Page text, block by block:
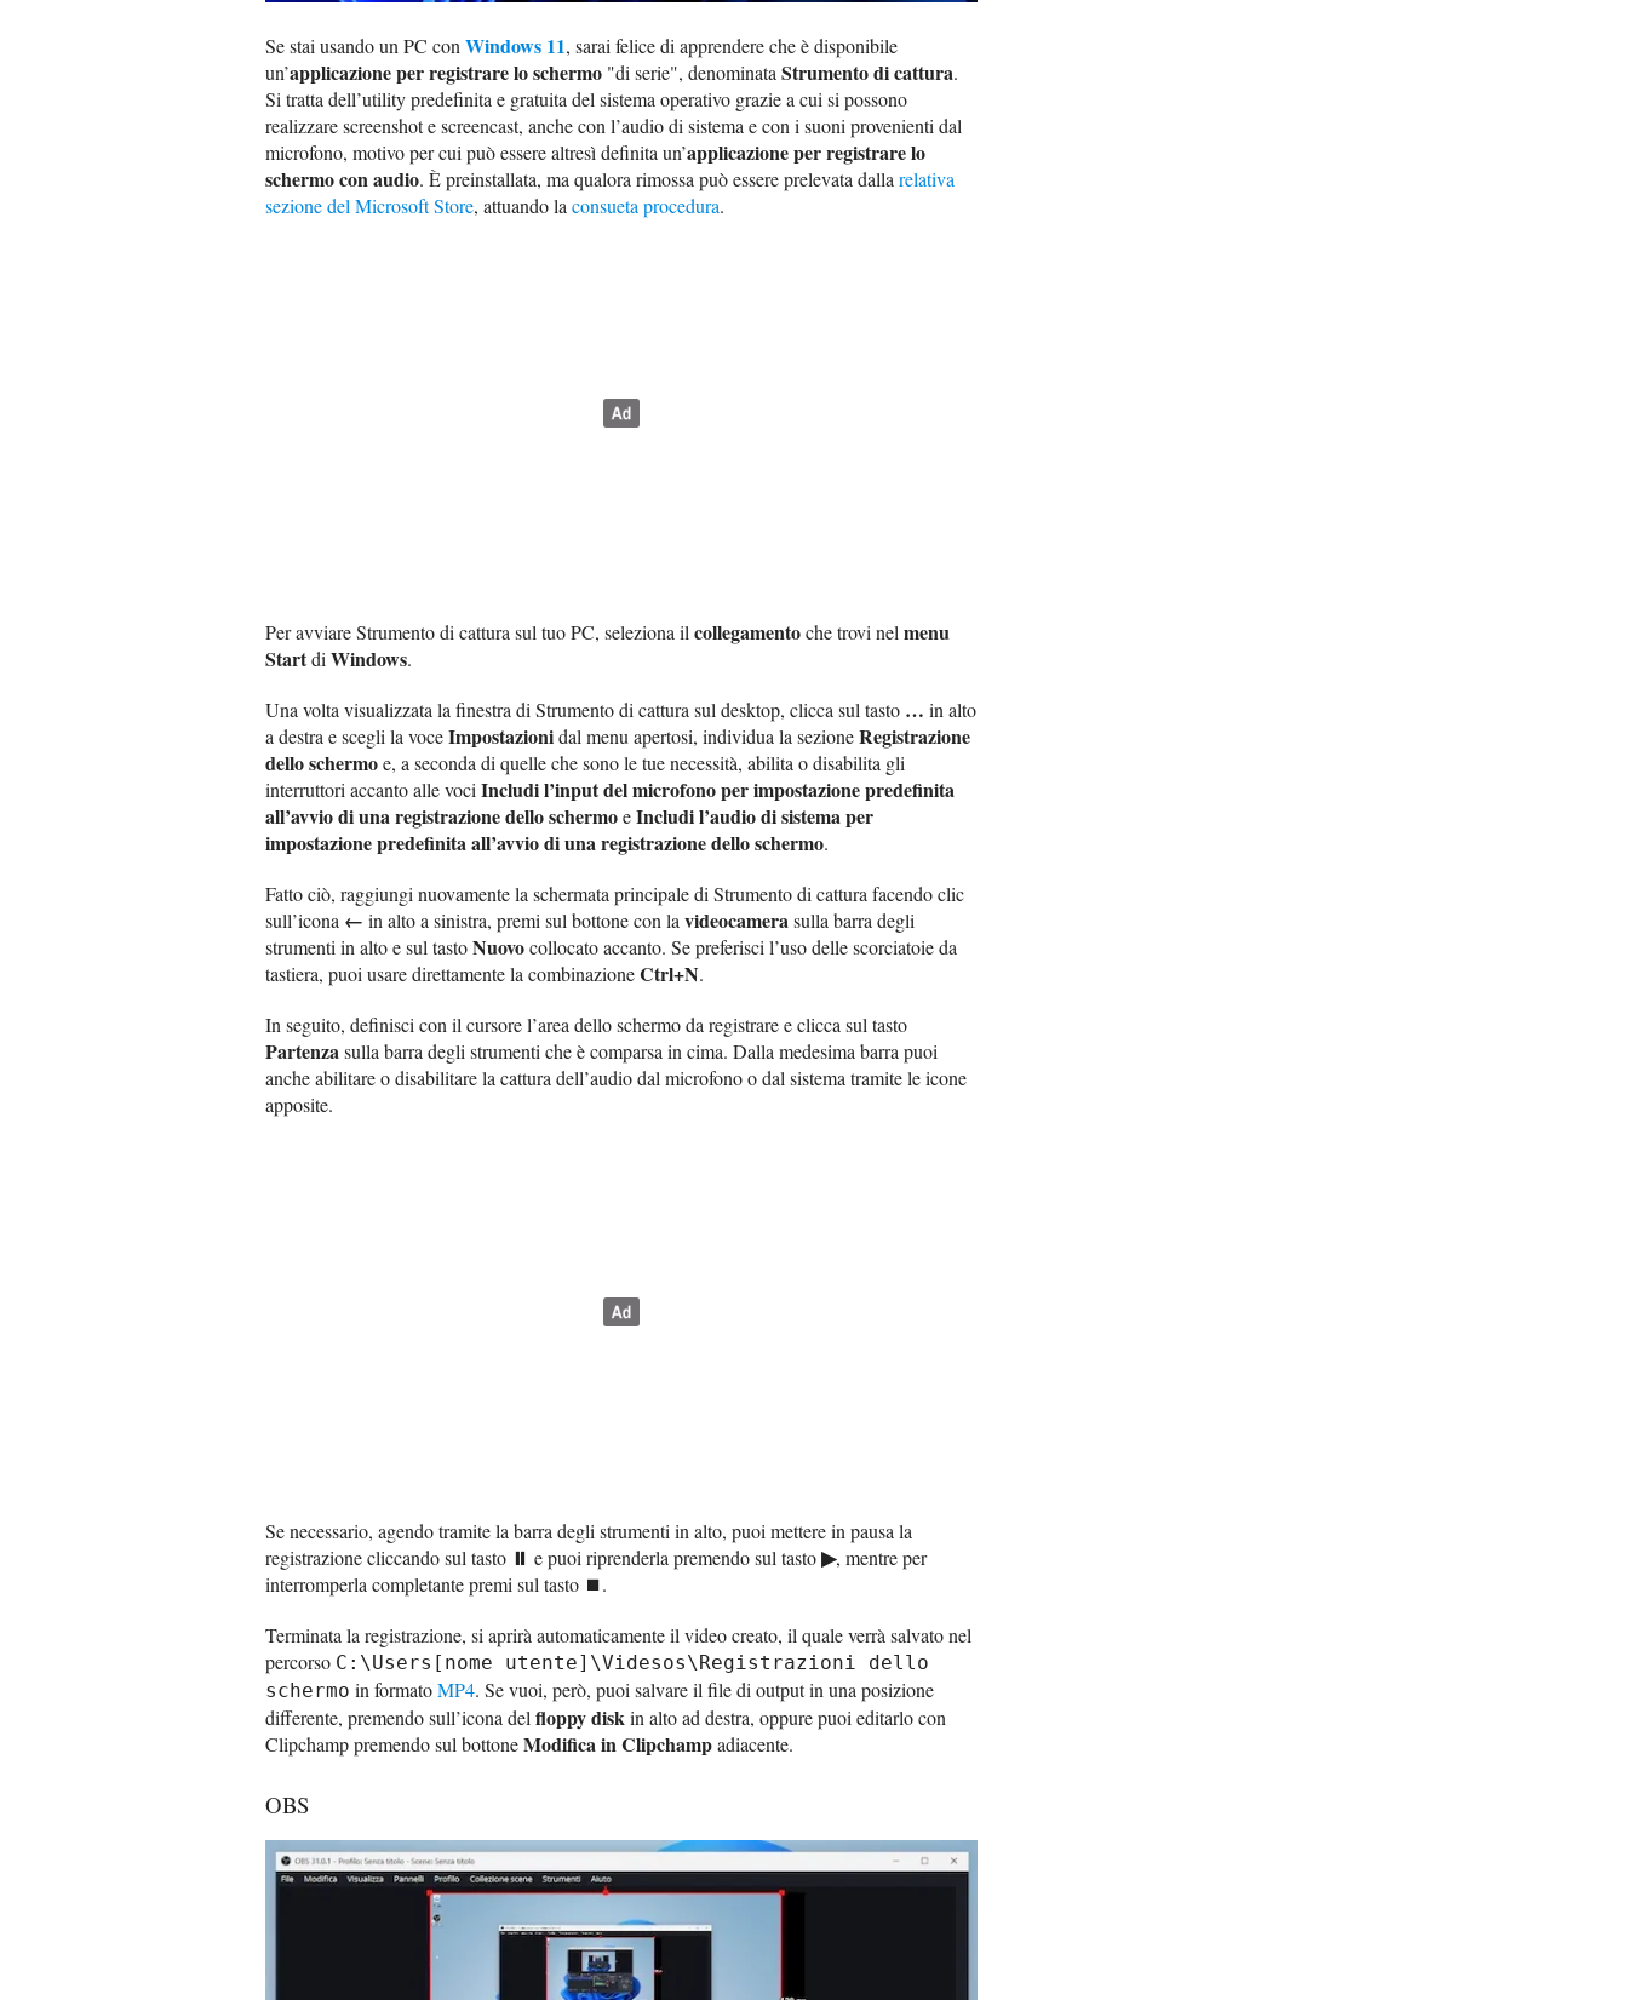
Se stai usando un PC con Windows 11, sarai felice di apprendere che è disponibile
un’applicazione per registrare lo schermo "di serie", denominata Strumento di cattura.
Si tratta dell’utility predefinita e gratuita del sistema operativo grazie a cui si possono
realizzare screenshot e screencast, anche con l’audio di sistema e con i suoni provenienti dal
microfono, motivo per cui può essere altresì definita un’applicazione per registrare lo
schermo con audio. È preinstallata, ma qualora rimossa può essere prelevata dalla relativa
sezione del Microsoft Store, attuando la consueta procedura.
Per avviare Strumento di cattura sul tuo PC, seleziona il collegamentoche trovi nel menu
Startdi Windows.
Una volta visualizzata la finestra di Strumento di cattura sul desktop, clicca sul tasto … in alto
a destra e scegli la voceImpostazionidal menu apertosi, individua la sezioneRegistrazione
dello schermoe, a seconda di quelle che sono le tue necessità, abilita o disabilita gli
interruttori accanto alle voci Includi l’input del microfono per impostazione predefinita
all’avvio di una registrazione dello schermoeIncludi l’audio di sistema per
impostazione predefinita all’avvio di una registrazione dello schermo.
Fatto ciò, raggiungi nuovamente la schermata principale di Strumento di cattura facendo clic
sull’icona ← in alto a sinistra, premi sul bottone con la videocamerasulla barra degli
strumenti in alto e sul tastoNuovocollocato accanto. Se preferisci l’uso delle scorciatoie da
tastiera, puoi usare direttamente la combinazioneCtrl+N.
In seguito, definisci con il cursore l’area dello schermo da registrare e clicca sul tasto
Partenzasulla barra degli strumenti che è comparsa in cima. Dalla medesima barra puoi
anche abilitare o disabilitare la cattura dell’audio dal microfono o dal sistema tramite le icone
apposite.
Se necessario, agendo tramite la barra degli strumenti in alto, puoi mettere in pausa la
registrazione cliccando sul tasto ⏸ e puoi riprenderla premendo sul tasto▶, mentre per
interromperla completante premi sul tasto ⏹.
Terminata la registrazione, si aprirà automaticamente il video creato, il quale verrà salvato nel
percorso C:\Users[nome utente]\Videsos\Registrazioni dello
schermo in formatoMP4. Se vuoi, però, puoi salvare il file di output in una posizione
differente, premendo sull’icona del floppy diskin alto ad destra, oppure puoi editarlo con
Clipchamp premendo sul bottoneModifica in Clipchampadiacente.
OBS